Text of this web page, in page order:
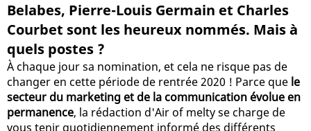
Belabes, Pierre-Louis Germain et Charles
Courbet sont les heureux nommés. Mais à
quels postes ?
À chaque jour sa nomination, et cela ne risque pas de
changer en cette période de rentrée 2020 ! Parce que le
secteur du marketing et de la communication évolue en
permanence, la rédaction d'Air of melty se charge de
vous tenir quotidiennement informé des différents